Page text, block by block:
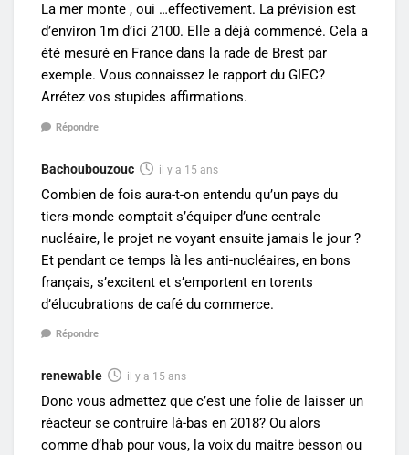
La mer monte , oui …effectivement. La prévision est
d’environ 1m d’ici 2100. Elle a déjà commencé. Cela a
été mesuré en France dans la rade de Brest par
exemple. Vous connaissez le rapport du GIEC?
Arrétez vos stupides affirmations.
Répondre
Bachoubouzouc il y a 15 ans
Combien de fois aura-t-on entendu qu’un pays du
tiers-monde comptait s’équiper d’une centrale
nucléaire, le projet ne voyant ensuite jamais le jour ?
Et pendant ce temps là les anti-nucléaires, en bons
français, s’excitent et s’emportent en torents
d’élucubrations de café du commerce.
Répondre
renewable il y a 15 ans
Donc vous admettez que c’est une folie de laisser un
réacteur se contruire là-bas en 2018? Ou alors
comme d’hab pour vous, la voix du maitre besson ou